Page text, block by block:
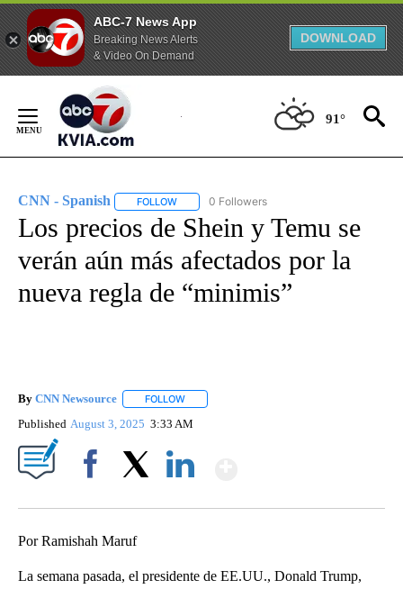
ABC-7 News App
Breaking News Alerts
& Video On Demand
DOWNLOAD
Content
91°
CNN - Spanish FOLLOW FOLLOW "CNN - SPANISH" TO RECEIVE
0 Followers
Los precios de Shein y Temu se
verán aún más afectados por la
nueva regla de “minimis”
By CNN Newsource FOLLOW
Published August 3, 2025 3:33 AM
Por Ramishah Maruf
La semana pasada, el presidente de EE.UU., Donald Trump,